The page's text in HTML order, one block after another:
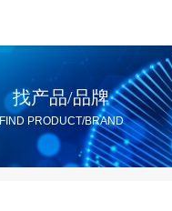
找产品/品牌
FIND PRODUCT/BRAND